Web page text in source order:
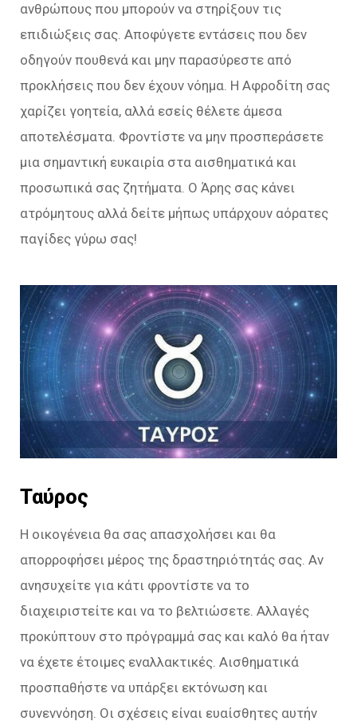
ανθρώπους που μπορούν να στηρίξουν τις
επιδιώξεις σας. Αποφύγετε εντάσεις που δεν
οδηγούν πουθενά και μην παρασύρεστε από
προκλήσεις που δεν έχουν νόημα. Η Αφροδίτη σας
χαρίζει γοητεία, αλλά εσείς θέλετε άμεσα
αποτελέσματα. Φροντίστε να μην προσπεράσετε
μια σημαντική ευκαιρία στα αισθηματικά και
προσωπικά σας ζητήματα. Ο Άρης σας κάνει
ατρόμητους αλλά δείτε μήπως υπάρχουν αόρατες
παγίδες γύρω σας!
Ταύρος
Η οικογένεια θα σας απασχολήσει και θα
απορροφήσει μέρος της δραστηριότητάς σας. Αν
ανησυχείτε για κάτι φροντίστε να το
διαχειριστείτε και να το βελτιώσετε. Αλλαγές
προκύπτουν στο πρόγραμμά σας και καλό θα ήταν
να έχετε έτοιμες εναλλακτικές. Αισθηματικά
προσπαθήστε να υπάρξει εκτόνωση και
συνεννόηση. Οι σχέσεις είναι ευαίσθητες αυτήν